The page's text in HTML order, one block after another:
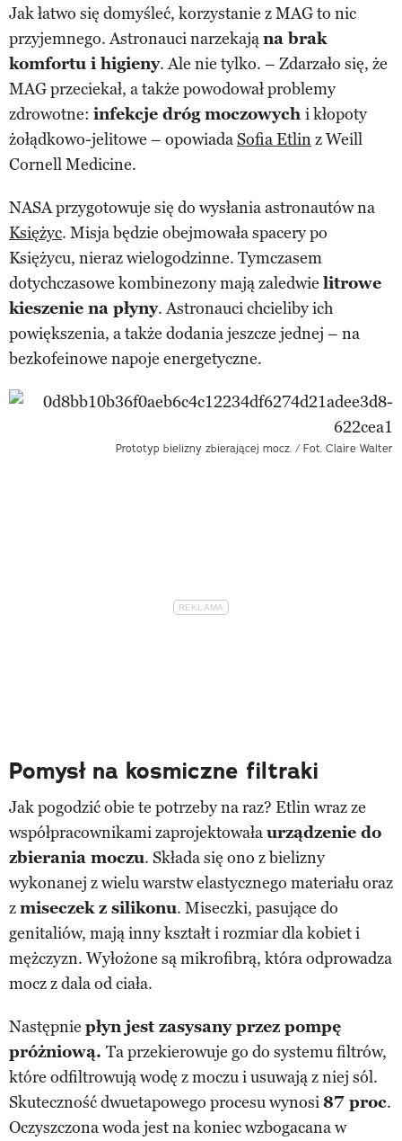
Jak łatwo się domyśleć, korzystanie z MAG to nic
przyjemnego. Astronauci narzekająna brak
komfortu i higieny. Ale nie tylko. – Zdarzało się, że
MAG przeciekał, a także powodował problemy
zdrowotne: infekcje dróg moczowych i kłopoty
żołądkowo-jelitowe – opowiadaSofia Etlinz Weill
Cornell Medicine.
NASA przygotowuje się do wysłania astronautów na
Księżyc. Misja będzie obejmowała spacery po
Księżycu, nieraz wielogodzinne. Tymczasem
dotychczasowe kombinezony mają zaledwie litrowe
kieszenie na płyny. Astronauci chcieliby ich
powiększenia, a także dodania jeszcze jednej – na
bezkofeinowe napoje energetyczne.
Prototyp bielizny zbierającej mocz. / Fot. Claire Walter
Pomysł na kosmiczne filtraki
Jak pogodzić obie te potrzeby na raz? Etlin wraz ze
współpracownikami zaprojektowałaurządzenie do
zbierania moczu. Składa się ono z bielizny
wykonanej z wielu warstw elastycznego materiału oraz
zmiseczek z silikonu. Miseczki, pasujące do
genitaliów, mają inny kształt i rozmiar dla kobiet i
mężczyzn. Wyłożone są mikrofibrą, która odprowadza
mocz z dala od ciała.
Następnie płyn jest zasysany przez pompę
próżniową. Ta przekierowuje go do systemu filtrów,
które odfiltrowują wodę z moczu i usuwają z niej sól.
Skuteczność dwuetapowego procesu wynosi87 proc.
Oczyszczona woda jest na koniec wzbogacana w